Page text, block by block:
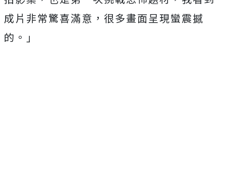
成片非常驚喜滿意， 很多畫面呈現蠻震撼
的。」